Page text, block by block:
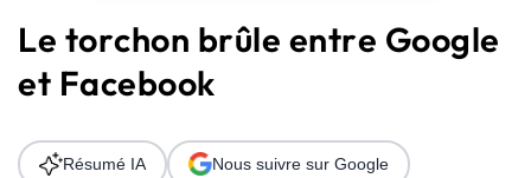
Solutions
Ressources
Audit SEO
Le torchon brûle entre Google
et Facebook
Résumé IA Nous suivre sur Google